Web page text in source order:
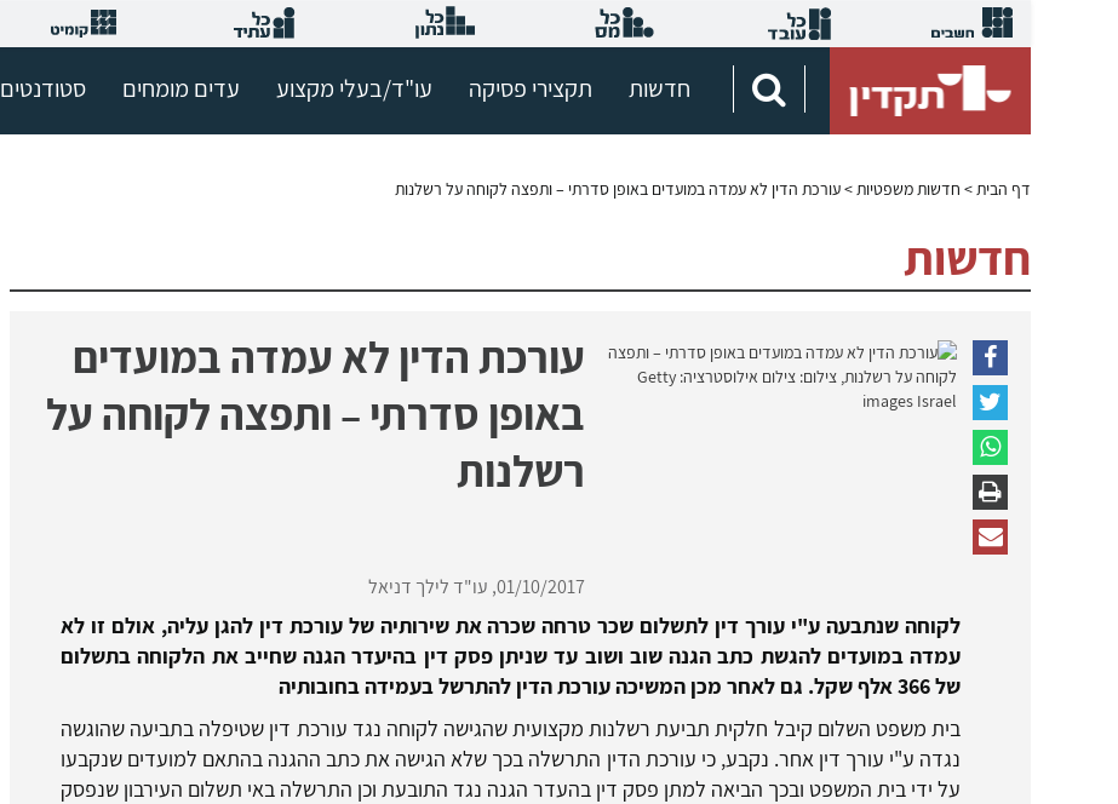
חדשות תקצירי פסיקה עו"ד/בעלי מקצוע עדים מומחים סטודנטים
דף הבית> חדשות משפטיות> עורכת הדין לא עמדה במועדים באופן סדרתי – ותפצה לקוחה על רשלנות
חדשות
עורכת הדין לא עמדה במועדים
באופן סדרתי – ותפצה לקוחה על
רשלנות
01/10/2017, עו"ד לילך דניאל
לקוחה שנתבעה ע"י עורך דין לתשלום שכר טרחה שכרה את שירותיה של עורכת דין להגן עליה, אולם זו לא
עמדה במועדים להגשת כתב הגנה שוב ושוב עד שניתן פסק דין בהיעדר הגנה שחייב את הלקוחה בתשלום
של 366 אלף שקל. גם לאחר מכן המשיכה עורכת הדין להתרשל בעמידה בחובותיה
בית משפט השלום קיבל חלקית תביעת רשלנות מקצועית שהגישה לקוחה נגד עורכת דין שטיפלה בתביעה שהוגשה
נגדה ע"י עורך דין אחר. נקבע, כי עורכת הדין התרשלה בכך שלא הגישה את כתב ההגנה בהתאם למועדים שנקבעו
על ידי בית המשפט ובכך הביאה למתן פסק דין בהעדר הגנה נגד התובעת וכן התרשלה באי תשלום העירבון שנפסק